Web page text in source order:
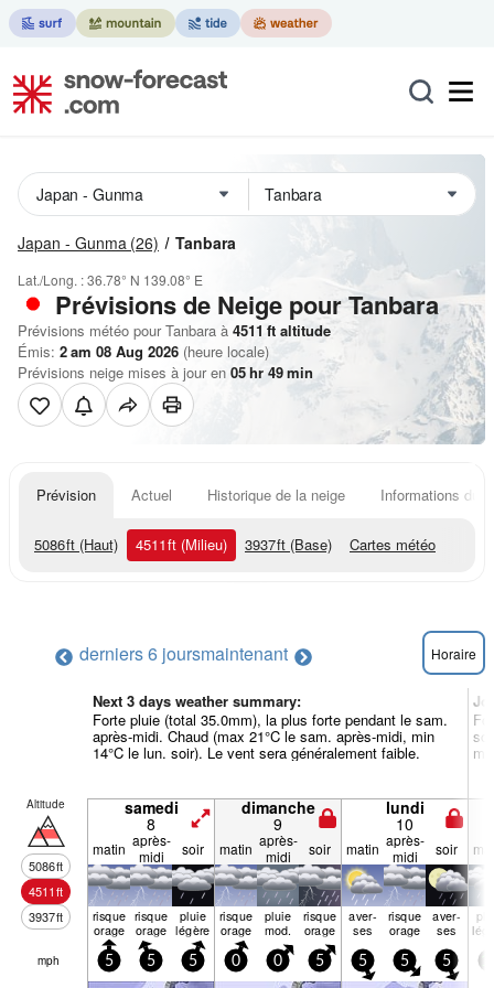
Japan - Gunma (26) Tanbara
Lat./Long. :36.78° N 139.08° E
Prévisions de Neige pour Tanbara
Prévisions météo pour Tanbara à 4511 ft altitude
Émis: 2 am 08 Aug 2026 (heure locale)
Prévisions neige mises à jour en 05hr 49min
Prévision Actuel Historique de la neige Informations du
5086ft (Haut) 4511ft (Milieu) 3937ft (Base) Cartes météo
derniers 6 joursmaintenant Horaire
Next 3 days weather summary:
Forte pluie (total 35.0mm), la plus forte pendant le sam.
après-midi. Chaud (max 21°C le sam. après-midi, min
14°C le lun. soir). Le vent sera généralement faible.
Altitude
5086ft
4511ft
3937ft
samedi
8
dimanche
9
lundi
10
matin après-
midi
soir matin après-
midi
soir matin après-
midi
soir
risque
orage
risque
orage
pluie
légère
risque
orage
pluie
mod.
risque
orage
aver­
ses
risque
orage
aver­
ses
mph 5 5 5 0 0 5 5 5 5